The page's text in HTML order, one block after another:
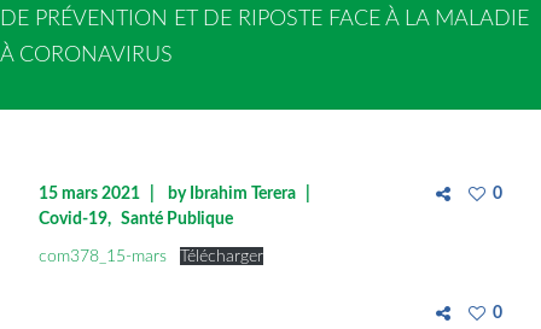
DE PRÉVENTION ET DE RIPOSTE FACE À LA MALADIE
À CORONAVIRUS
15 mars 2021 by Ibrahim Terera
Covid-19
Santé Publique
0
com378_15-mars Télécharger
0